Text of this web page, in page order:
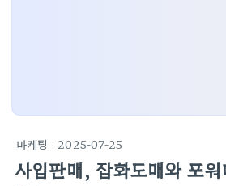
마케팅 · 2025-07-25
사입판매, 잡화도매와 포